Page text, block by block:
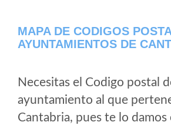
MAPA DE CODIGOS
AYUNTAMIENTOS DE
Necesitas el Codigo postal
ayuntamiento al que
Cantabria, pues te lo damos